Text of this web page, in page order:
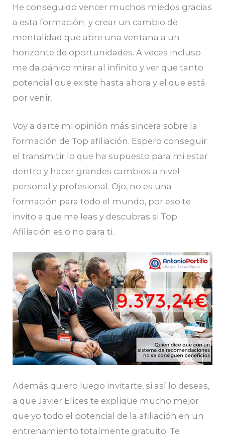
He conseguido vencer muchos miedos gracias
a esta formación y crear un cambio de
mentalidad que abre una ventana a un
horizonte de oportunidades. A veces incluso
me da pánico mirar al infinito y ver que tanto
potencial que existe hasta ahora y el que está
por venir.
Voy a darte mi opinión más sincera sobre la
formación de Top afiliación. Espero conseguir
el transmitir lo que ha supuesto para mi estar
dentro y hacer grandes cambios a nivel
personal y profesional. Ojo, no es una
formación para todo el mundo, por eso te
invito a que me leas y descubras si Top
Afiliación es o no para ti.
Además quiero luego invitarte, si así lo deseas,
a que Javier Elices te explique mucho mejor
que yo todo el potencial de la afiliación en un
entrenamiento totalmente gratuito. Te